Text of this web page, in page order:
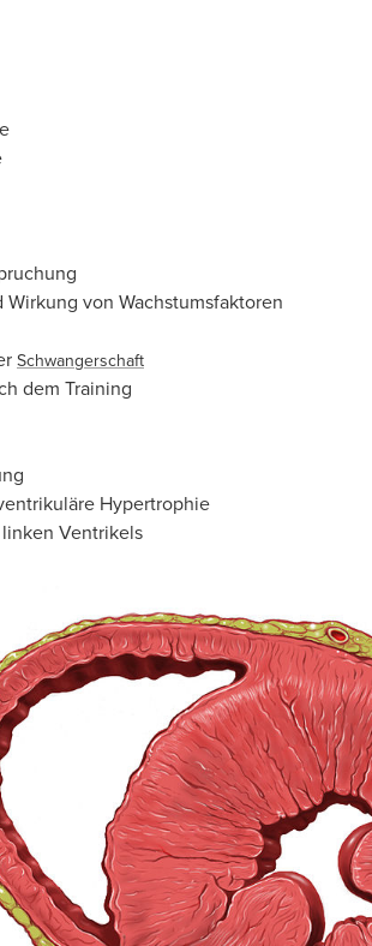
von Wachstumsfaktoren
Schwangerschaft
dem Training
Hypertrophie
Ventrikels